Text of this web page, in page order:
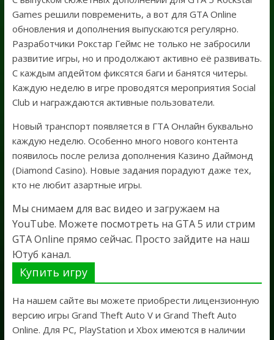
Games решили повременить, а вот для GTA Online
обновления и дополнения выпускаются регулярно.
Разработчики Рокстар Геймс не только не забросили
развитие игры, но и продолжают активно её развивать.
С каждым апдейтом фиксятся баги и банятся читеры.
Каждую неделю в игре проводятся мероприятия Social
Club и награждаются активные пользователи.
Новый транспорт появляется в ГТА Онлайн буквально
каждую неделю. Особенно много нового контента
появилось после релиза дополнения Казино Даймонд
(Diamond Casino). Новые задания порадуют даже тех,
кто не любит азартные игры.
Мы снимаем для вас видео и загружаем на
YouTube. Можете посмотреть на GTA 5 или стрим
GTA Online прямо сейчас. Просто зайдите на наш
Ютуб канал.
Купить игру
На нашем сайте вы можете приобрести лицензионную
версию игры Grand Theft Auto V и Grand Theft Auto
Online. Для PC, PlayStation и Xbox имеются в наличии